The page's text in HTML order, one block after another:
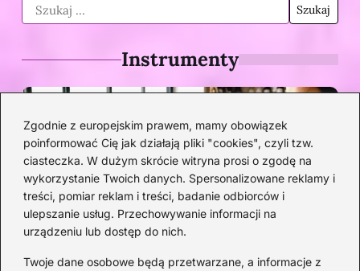
Zgodnie z europejskim prawem, mamy obowiązek
poinformować Cię jak działają pliki "cookies", czyli tzw.
ciasteczka. W dużym skrócie witryna prosi o zgodę na
wykorzystanie Twoich danych. Spersonalizowane reklamy i
treści, pomiar reklam i treści, badanie odbiorców i
ulepszanie usług. Przechowywanie informacji na
urządzeniu lub dostęp do nich.
Twoje dane osobowe będą przetwarzane, a informacje z
Instrumenty